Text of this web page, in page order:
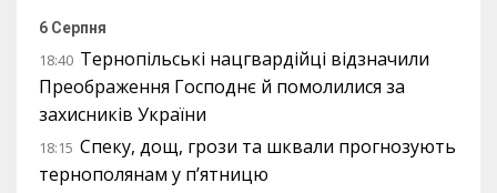
6 Серпня
18:40 Тернопільські нацгвардійці відзначили
Преображення Господнє й помолилися за
захисників України
18:15 Спеку, дощ, грози та шквали прогнозують
тернополянам у п’ятницю